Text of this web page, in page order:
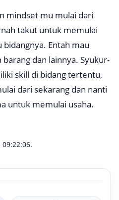
mindset mu mulai dari
takut untuk memulai
Entah mau
dan lainnya. Syukur-
skill di bidang tertentu,
dari sekarang dan nanti
untuk memulai usaha.